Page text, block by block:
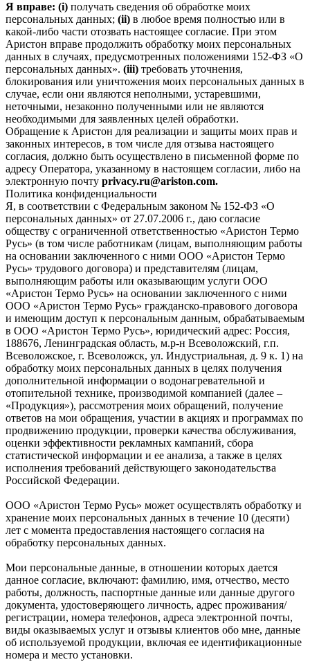
Я вправе: (i) получать сведения об обработке моих
персональных данных; (ii) в любое время полностью или в
какой-либо части отозвать настоящее согласие. При этом
Аристон вправе продолжить обработку моих персональных
данных в случаях, предусмотренных положениями 152-ФЗ «О
персональных данных». (iii) требовать уточнения,
блокирования или уничтожения моих персональных данных в
случае, если они являются неполными, устаревшими,
неточными, незаконно полученными или не являются
необходимыми для заявленных целей обработки.
Обращение к Аристон для реализации и защиты моих прав и
законных интересов, в том числе для отзыва настоящего
согласия, должно быть осуществлено в письменной форме по
адресу Оператора, указанному в настоящем согласии, либо на
электронную почту privacy.ru@ariston.com.
Политика конфиденциальности
Я, в соответствии с Федеральным законом № 152-ФЗ «О
персональных данных» от 27.07.2006 г., даю согласие
обществу с ограниченной ответственностью «Аристон Термо
Русь» (в том числе работникам (лицам, выполняющим работы
на основании заключенного с ними ООО «Аристон Термо
Русь» трудового договора) и представителям (лицам,
выполняющим работы или оказывающим услуги ООО
«Аристон Термо Русь» на основании заключенного с ними
ООО «Аристон Термо Русь» гражданско-правового договора
и имеющим доступ к персональным данным, обрабатываемым
в ООО «Аристон Термо Русь», юридический адрес: Россия,
188676, Ленинградская область, м.р-н Всеволожский, г.п.
Всеволожское, г. Всеволожск, ул. Индустриальная, д. 9 к. 1) на
обработку моих персональных данных в целях получения
дополнительной информации о водонагревательной и
отопительной технике, производимой компанией (далее –
«Продукция»), рассмотрения моих обращений, получение
ответов на мои обращения, участии в акциях и программах по
продвижению продукции, проверки качества обслуживания,
оценки эффективности рекламных кампаний, сбора
статистической информации и ее анализа, а также в целях
исполнения требований действующего законодательства
Российской Федерации.
ООО «Аристон Термо Русь» может осуществлять обработку и
хранение моих персональных данных в течение 10 (десяти)
лет с момента предоставления настоящего согласия на
обработку персональных данных.
Мои персональные данные, в отношении которых дается
данное согласие, включают: фамилию, имя, отчество, место
работы, должность, паспортные данные или данные другого
документа, удостоверяющего личность, адрес проживания/
регистрации, номера телефонов, адреса электронной почты,
виды оказываемых услуг и отзывы клиентов обо мне, данные
об используемой продукции, включая ее идентификационные
номера и место установки.